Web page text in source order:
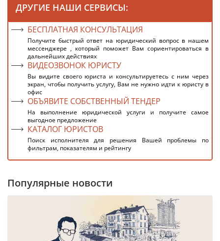
ДРУГИЕ НАШИ СЕРВИСЫ:
БЕСПЛАТНАЯ КОНСУЛЬТАЦИЯ
Получите быстрый ответ на юридический вопрос в нашем
мессенджере , который поможет Вам сориентироваться в
дальнейших действиях
ВИДЕОЗВОНОК ЮРИСТУ
Вы видите своего юриста и консультируетесь с ним через
экран, чтобы получить услугу, Вам не нужно идти к юристу в
офис
ОБЪЯВИТЕ СОБСТВЕННЫЙ ТЕНДЕР
На выполнение юридической услуги и получите самое
выгодное предложение
КАТАЛОГ ЮРИСТОВ
Поиск исполнителя для решения Вашей проблемы по
фильтрам, показателям и рейтингу
Популярные новости